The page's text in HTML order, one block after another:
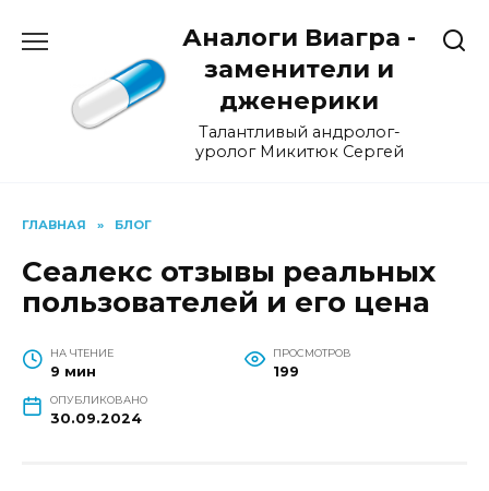
Аналоги Виагра -
заменители и
дженерики
Талантливый андролог-
уролог Микитюк Сергей
ГЛАВНАЯ » БЛОГ
Сеалекс отзывы реальных
пользователей и его цена
НА ЧТЕНИЕ
9 мин
ПРОСМОТРОВ
199
ОПУБЛИКОВАНО
30.09.2024